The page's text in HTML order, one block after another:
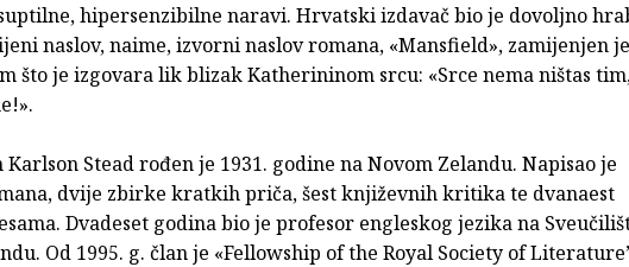
hipersenzibilne naravi. Hrvatski izdavač bio je dovoljno
naslov, naime, izvorni naslov romana, «Mansfield», zamijenjen je
što je izgovara lik blizak Katherininom srcu: «Srce nema ništas
Karlson Stead rođen je 1931. godine na Novom Zelandu. Napisao je
dvije zbirke kratkih priča, šest književnih kritika te dvanaest
Dvadeset godina bio je profesor engleskog jezika na
Od 1995. g. član je «Fellowship of the Royal Society of